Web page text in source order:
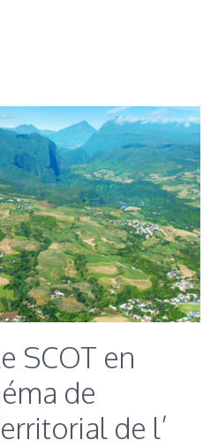
SCOT en
de
de l’